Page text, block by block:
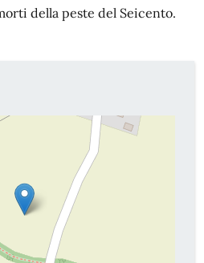
della peste del Seicento.